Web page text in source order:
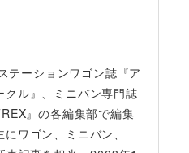
テーションワゴン誌『ア
クル』、ミニバン専門誌
』の各編集部で編集
ワゴン、ミニバン、